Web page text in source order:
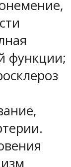
функции;